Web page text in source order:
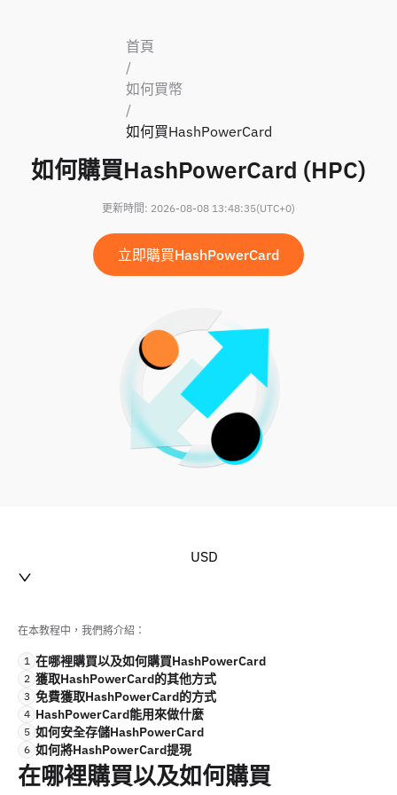
首頁
/
如何買幣
/
如何買HashPowerCard
如何購買HashPowerCard (HPC)
更新時間 : 2026-08-08 13:48:35(UTC+0)
立即購買HashPowerCard
USD
在本教程中，我們將介紹：
1 在哪裡購買以及如何購買HashPowerCard
2 獲取HashPowerCard的其他方式
3 免費獲取HashPowerCard的方式
4 HashPowerCard能用來做什麼
5 如何安全存儲HashPowerCard
6 如何將HashPowerCard提現
在哪裡購買以及如何購買